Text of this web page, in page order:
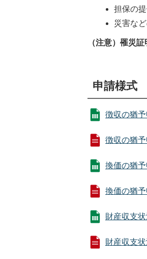
担保の
災害な
（注意）罹災
申請様式
徴収の猶
徴収の猶
換価の猶
換価の猶
財産収支
財産収支